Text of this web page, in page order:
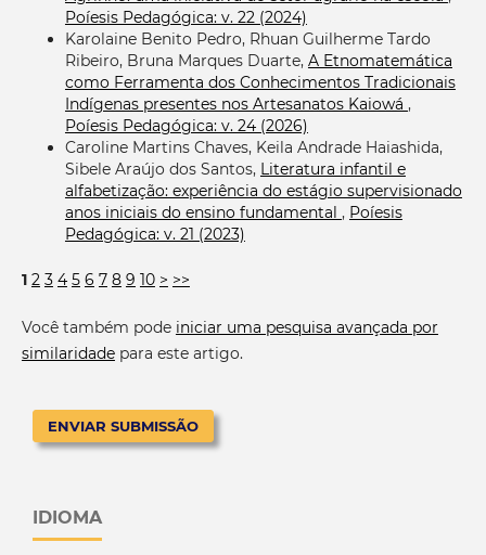
Poíesis Pedagógica: v. 22 (2024)
Karolaine Benito Pedro, Rhuan Guilherme Tardo
Ribeiro, Bruna Marques Duarte, A Etnomatemática
como Ferramenta dos Conhecimentos Tradicionais
Indígenas presentes nos Artesanatos Kaiowá ,
Poíesis Pedagógica: v. 24 (2026)
Caroline Martins Chaves, Keila Andrade Haiashida,
Sibele Araújo dos Santos, Literatura infantil e
alfabetização: experiência do estágio supervisionado
anos iniciais do ensino fundamental , Poíesis
Pedagógica: v. 21 (2023)
1 2 3 4 5 6 7 8 9 10 > >>
Você também pode iniciar uma pesquisa avançada por
similaridadepara este artigo.
ENVIAR SUBMISSÃO
IDIOMA